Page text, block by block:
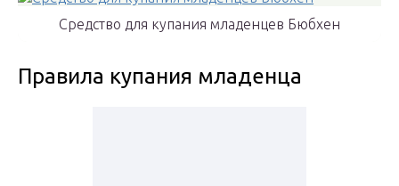
Средство для купания младенцев Бюбхен
Правила купания младенца